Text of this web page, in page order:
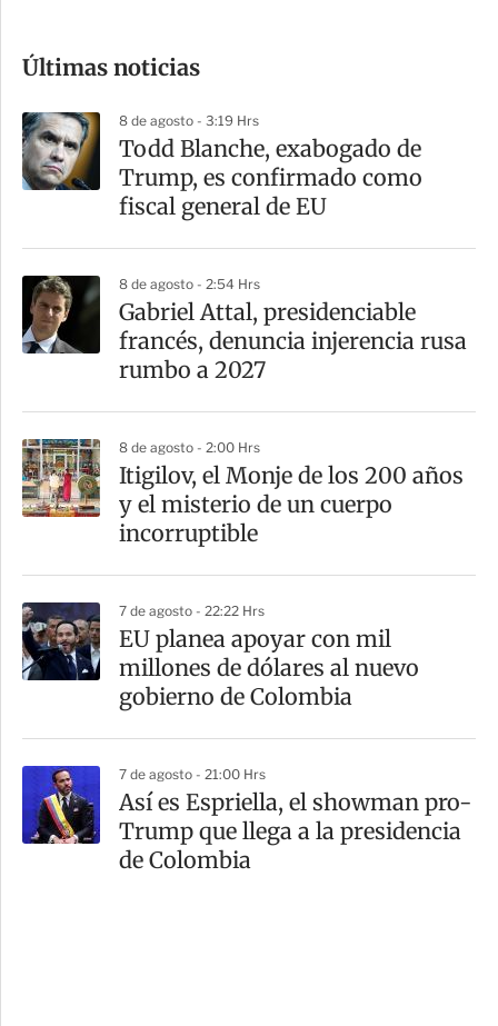
m
a
r
t
Últimas noticias
8 de agosto - 3:19 Hrs
Todd Blanche, exabogado de
Trump, es confirmado como
fiscal general de EU
8 de agosto - 2:54 Hrs
Gabriel Attal, presidenciable
francés, denuncia injerencia rusa
rumbo a 2027
8 de agosto - 2:00 Hrs
Itigilov, el Monje de los 200 años
y el misterio de un cuerpo
incorruptible
7 de agosto - 22:22 Hrs
EU planea apoyar con mil
millones de dólares al nuevo
gobierno de Colombia
7 de agosto - 21:00 Hrs
Así es Espriella, el showman pro-
Trump que llega a la presidencia
de Colombia